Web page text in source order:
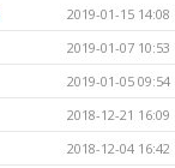
2019-01-15 14:08
2019-01-07 10:53
2019-01-05 09:54
2018-12-21 16:09
2018-12-04 16:42